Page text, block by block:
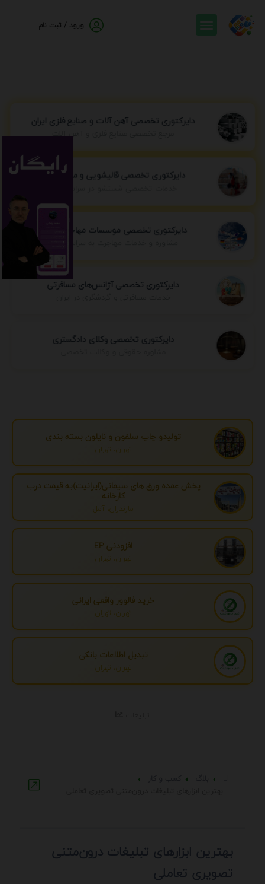
ورود / ثبت نام
دایرکتوری تخصصی آهن آلات و صنایع فلزی ایران
مرجع تخصصی صنایع فلزی و آهن آلات
دایرکتوری تخصصی قالیشویی و مبل شویی
دایرکتوری تخصصی موسسات مهاجرتی ایران
مشاوره و خدمات مهاجرت به سراسر جهان
دایرکتوری تخصصی آژانس‌های مسافرتی
دایرکتوری تخصصی وکلای دادگستری
تولیدو چاپ سلفون و نایلون بسته بندی
تهران، تهران
پخش عمده ورق های سیمانی(ایرانیت)به قیمت درب
کارخانه
مازندران، آمل
افزودنی EP
تهران، تهران
خرید فالوور واقعی ایرانی
تهران، تهران
تبدیل اطلاعات بانکی
تهران، تهران
بهترین ابزارهای تبلیغات درون‌متنی
تصویری تعاملی